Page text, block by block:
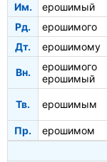
Им.
ерошимый
Рд.
ерошимого
Дт.
ерошимому
Вн.
ерошимого
ерошимый
Тв. ерошимым
Пр. ерошимом